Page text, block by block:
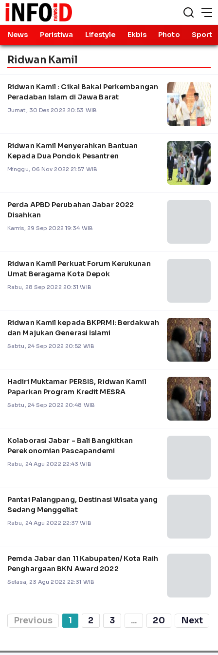
News Peristiwa Lifestyle Ekbis Photo Sport
Ridwan Kamil
Ridwan Kamil : Cikal Bakal Perkembangan
Peradaban Islam di Jawa Barat
Jumat, 30 Des 2022 20:53 WIB
Ridwan Kamil Menyerahkan Bantuan
Kepada Dua Pondok Pesantren
Minggu, 06 Nov 2022 21:57 WIB
Perda APBD Perubahan Jabar 2022
Disahkan
Kamis, 29 Sep 2022 19:34 WIB
Ridwan Kamil Perkuat Forum Kerukunan
Umat Beragama Kota Depok
Rabu, 28 Sep 2022 20:31 WIB
Ridwan Kamil kepada BKPRMI: Berdakwah
dan Majukan Generasi Islami
Sabtu, 24 Sep 2022 20:52 WIB
Hadiri Muktamar PERSIS, Ridwan Kamil
Paparkan Program Kredit MESRA
Sabtu, 24 Sep 2022 20:48 WIB
Kolaborasi Jabar - Bali Bangkitkan
Perekonomian Pascapandemi
Rabu, 24 Agu 2022 22:43 WIB
Pantai Palangpang, Destinasi Wisata yang
Sedang Menggeliat
Rabu, 24 Agu 2022 22:37 WIB
Pemda Jabar dan 11 Kabupaten/ Kota Raih
Penghargaan BKN Award 2022
Selasa, 23 Agu 2022 22:31 WIB
Previous 1 2 3 ... 20 Next